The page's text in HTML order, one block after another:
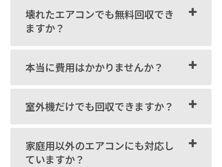
壊れたエアコンでも無料回収でき
ますか？
本当に費用はかかりませんか？
室外機だけでも回収できますか？
家庭用以外のエアコンにも対応し
ていますか？